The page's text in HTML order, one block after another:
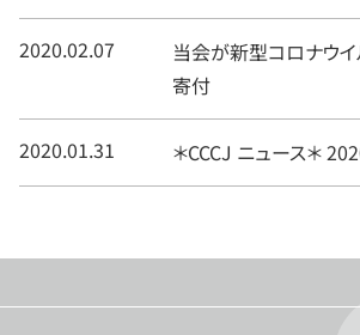
2020.02.07
当会が新型コロナウ
寄付
2020.01.31 ＊CCCJ ニュース＊